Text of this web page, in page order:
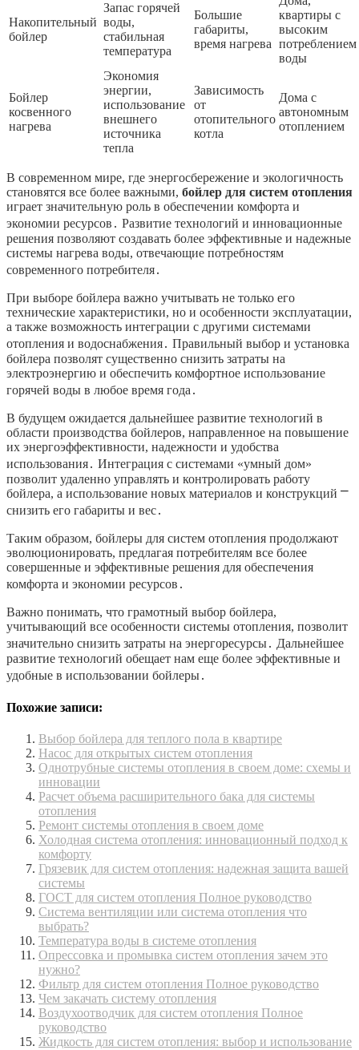
Накопительный
бойлер
Запас горячей
воды,
стабильная
температура
Большие
габариты,
время нагрева
квартиры с
высоким
потреблением
воды
Бойлер
косвенного
нагрева
Экономия
энергии,
использование
внешнего
источника
тепла
Зависимость
от
отопительного
котла
Дома с
автономным
отоплением
В современном мире, где энергосбережение и экологичность
становятся все более важными, бойлер для систем отопления
играет значительную роль в обеспечении комфорта и
экономии ресурсов․ Развитие технологий и инновационные
решения позволяют создавать более эффективные и надежные
системы нагрева воды, отвечающие потребностям
современного потребителя․
При выборе бойлера важно учитывать не только его
технические характеристики, но и особенности эксплуатации,
а также возможность интеграции с другими системами
отопления и водоснабжения․ Правильный выбор и установка
бойлера позволят существенно снизить затраты на
электроэнергию и обеспечить комфортное использование
горячей воды в любое время года․
В будущем ожидается дальнейшее развитие технологий в
области производства бойлеров, направленное на повышение
их энергоэффективности, надежности и удобства
использования․ Интеграция с системами «умный дом»
позволит удаленно управлять и контролировать работу
бойлера, а использование новых материалов и конструкций ⎻
снизить его габариты и вес․
Таким образом, бойлеры для систем отопления продолжают
эволюционировать, предлагая потребителям все более
совершенные и эффективные решения для обеспечения
комфорта и экономии ресурсов․
Важно понимать, что грамотный выбор бойлера,
учитывающий все особенности системы отопления, позволит
значительно снизить затраты на энергоресурсы․ Дальнейшее
развитие технологий обещает нам еще более эффективные и
удобные в использовании бойлеры․
Похожие записи:
Выбор бойлера для теплого пола в квартире
Насос для открытых систем отопления
Однотрубные системы отопления в своем доме: схемы и
инновации
Расчет объема расширительного бака для системы
отопления
Ремонт системы отопления в своем доме
Холодная система отопления: инновационный подход к
комфорту
Грязевик для систем отопления: надежная защита вашей
системы
ГОСТ для систем отопления Полное руководство
Система вентиляции или система отопления что
выбрать?
Температура воды в системе отопления
Опрессовка и промывка систем отопления зачем это
нужно?
Фильтр для систем отопления Полное руководство
Чем закачать систему отопления
Воздухоотводчик для систем отопления Полное
руководство
Жидкость для систем отопления: выбор и использование